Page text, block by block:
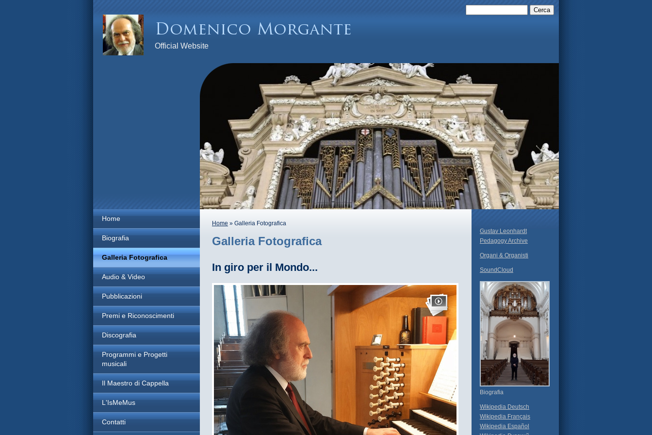
Official Website
Home
Biografia
Galleria Fotografica
Audio & Video
Pubblicazioni
Premi e Riconoscimenti
Discografia
Programmi e Progetti
musicali
Il Maestro di Cappella
L'IsMeMus
Contatti
Home » Galleria Fotografica
Galleria Fotografica
In giro per il Mondo...
Gustav Leonhardt
Pedagogy Archive
Organi & Organisti
SoundCloud
Biografia
Wikipedia Deutsch
Wikipedia Français
Wikipedia Español